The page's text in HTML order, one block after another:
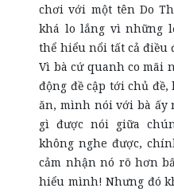
chơi với một tên Do
khá lo lắng vì những
thể hiểu nổi tất cả điều
Vì bà cứ quanh co mãi
động đề cập tới chủ
ăn, mình nói với bà ấy
gì được nói giữa
không nghe được,
cảm nhận nó rõ hơn
hiểu mình! Nhưng đó